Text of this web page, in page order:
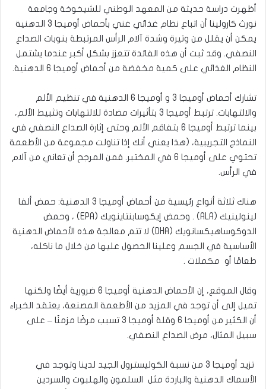
أظهرت دراسة حديثة من المعهد الوطني للشيخوخة وجامعة
نورث كارولينا أن اتباع نظام غذائي غني بأحماض أوميجا 3 الدهنية
يمكن أن يقلل من وتيرة وشدة آلام الرأس المرتبطة بنوبات الصداع
النصفي. وقد ثبت أن هذه الفائدة تتعزز بشكل أكبر عندما يشتمل
النظام الغذائي على كمية مخفضة من أحماض أوميجا 6 الدهنية.
تشارك أحماض أوميجا 3 و أوميجا 6 الدهنية في تنظيم الألم
والالتهابات. ترتبط أوميجا 3 بتأثيرات مضادة للالتهابات وتثبيط الألم،
بينما ترتبط أوميجا 6 بتفاقم الألم وحتى إثارة الصداع النصفي في
النماذج التجريبية، (هذا يعني أنك إذا تناولت مجموعة من الأطعمة
تحتوي على أوميجا 6 في المختبر. فمن المرجح أن تعاني من آلام
في الرأس.
هناك ثلاثة أنواع رئيسية من أحماض أوميجا 3 الدهنية: حمض ألفا
لينولينيك (ALA) . وحمض إيكوسابنتاينويك (EPA) ، وحمض
الدوكوساهيكسانويك (DHA) لا تتم معالجة هذه الأحماض الدهنية
الأساسية في الجسم وعلينا الحصول عليها من خلال ما ناكله،
طعامًا أو مكملات .
وقال الموقع، إن الأحماض الدهنية أوميجا 6 ضرورية أيضًا ولكنها
تميل إلى أن توجد في المزيد من الأطعمة المصنعة، يعتقد الخبراء
أن الكثير من أوميجا 6 وقلة أوميجا 3 تسبب مرضًا مزمنًا – على
سبيل المثال، مرض الصداع النصفي.
تزيد أوميجا 3 من نسبة الكوليسترول الجيد لدينا وتوجد في
الأسماك الدهنية والباردة مثل السلمون والهلبوت والسردين